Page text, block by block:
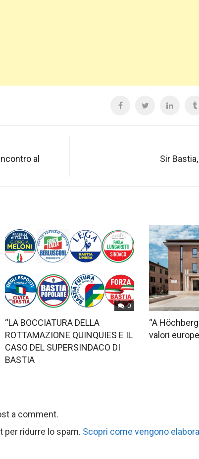
al
Sir
0
“LA BOCCIATURA DELLA
ROTTAMAZIONE QUINQUIES E IL
CASO DEL SUPERSINDACO DI
BASTIA
“A
valori
a comment.
per ridurre lo spam. Scopri come vengono